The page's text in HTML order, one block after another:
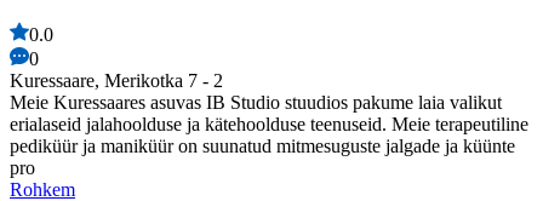
0.0
0
Kuressaare, Merikotka 7 - 2
Meie Kuressaares asuvas IB Studio stuudios pakume laia valikut
erialaseid jalahoolduse ja kätehoolduse teenuseid. Meie terapeutiline
pediküür ja maniküür on suunatud mitmesuguste jalgade ja küünte
pro
Rohkem